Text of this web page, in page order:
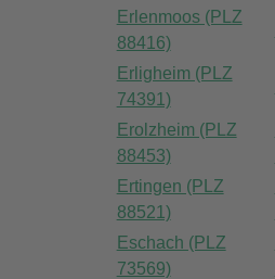
Erlenmoos (PLZ
88416)
Erligheim (PLZ
74391)
Erolzheim (PLZ
88453)
Ertingen (PLZ
88521)
Eschach (PLZ
73569)